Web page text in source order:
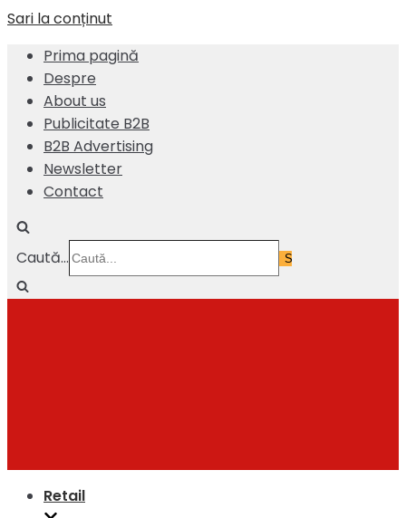
Sari la conținut
Prima pagină
Despre
About us
Publicitate B2B
B2B Advertising
Newsletter
Contact
Caută...
Retail